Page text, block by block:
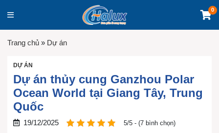
0
Trang chủ » Dự án
DỰ ÁN
Dự án thủy cung Ganzhou Polar
Ocean World tại Giang Tây, Trung
Quốc
19/12/2025 5/5 - (7 bình chọn)